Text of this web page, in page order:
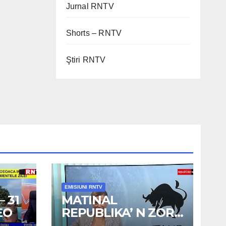
Jurnal RNTV
Shorts – RNTV
Ştiri RNTV
31
EMISIUNI RNTV
MATINAL
REPUBLIKA’ N ZORI